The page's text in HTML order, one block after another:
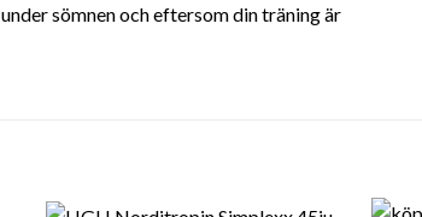
sömnen och eftersom din träning är